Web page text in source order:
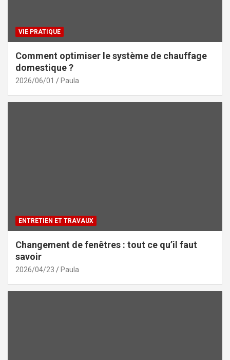
VIE PRATIQUE
Comment optimiser le système de chauffage
domestique ?
2026/06/01 Paula
ENTRETIEN ET TRAVAUX
Changement de fenêtres : tout ce qu’il faut
savoir
2026/04/23 Paula